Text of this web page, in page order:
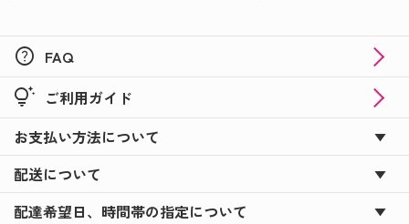
サンダー＆コアラのマーチ！
☆★新商品のバレンタインギフトも登場★☆オリジ
ンの力♪
help FAQ
tips_and_updates ご利用ガイド
お支払い方法について
配送について
配達希望日、時間帯の指定について